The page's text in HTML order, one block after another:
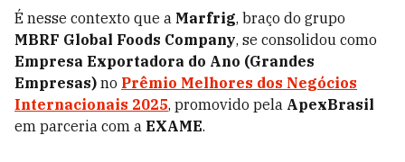
É nesse contexto que a Marfrig, braço do grupo
MBRF Global Foods Company, se consolidou como
Empresa Exportadora do Ano (Grandes
Empresas) no Prêmio Melhores dos Negócios
Internacionais 2025, promovido pela ApexBrasil
em parceria com a EXAME.